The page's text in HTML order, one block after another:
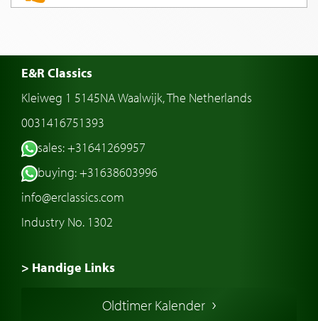
E&R Classics
Kleiweg 1 5145NA Waalwijk, The Netherlands
0031416751393
sales: +31641269957
buying: +31638603996
info@erclassics.com
Industry No. 1302
> Handige Links
Oldtimer Kalender